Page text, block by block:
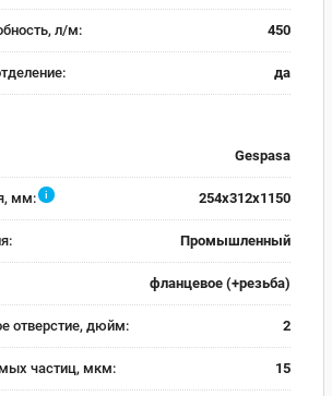
л/м: 450
да
Gespasa
мм: i 254x312x1150
Промышленный
фланцевое (+резьба)
отверстие, дюйм: 2
частиц, мкм: 15